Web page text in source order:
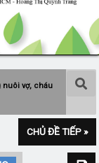
nuôi vợ, cháu
CHỦ ĐỀ TIẾP »